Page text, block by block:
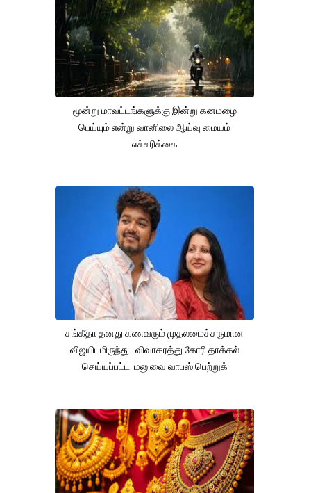
மூன்று மாவட்டங்களுக்கு இன்று கனமழை
பெய்யும் என்று வானிலை ஆய்வு மையம்
எச்சரிக்கை
சங்கீதா தனது கணவரும் முதலமைச்சருமான
விஜயிடமிருந்து விவாகரத்து கோரி தாக்கல்
செய்யப்பட்ட மனுவை வாபஸ் பெற்றுக்